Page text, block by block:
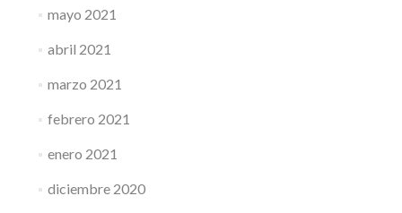
mayo 2021
abril 2021
marzo 2021
febrero 2021
enero 2021
diciembre 2020